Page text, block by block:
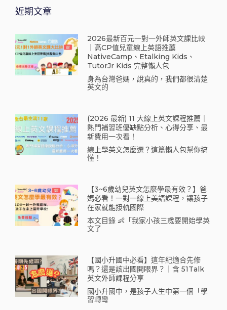
近期文章
2026最新百元一對一外師英文課比較
｜高CP值兒童線上英語推薦
NativeCamp、Etalking Kids、
TutorJr Kids 完整懶人包
身為台灣爸媽，說真的，我們都很清楚
英文的
(2026 最新) 11 大線上英文課程推薦｜
熱門補習班優缺點分析、心得分享、最
新費用一次看！
線上學英文怎麼選？這篇懶人包幫你搞
懂！
【3~6歲幼兒英文怎麼學最有效？】爸
媽必看！一對一線上美語課程，讓孩子
在家就能接軌國際
本文目錄 👶「我家小孩三歲要開始學英
文了
【國小升國中必看】這年紀適合先修
嗎？還是該出國開眼界？｜含 51Talk
英文外師課程分享
國小升國中，是孩子人生中第一個「學
習轉彎